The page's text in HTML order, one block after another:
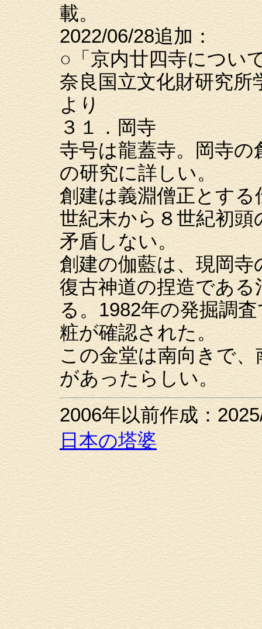
載。
2022/06/28追加：
○「京内廿四寺につい
奈良国立文化財研究
より
３１．岡寺
寺号は龍蓋寺。岡寺
の研究に詳しい。
創建は義淵僧正とす
世紀末から８世紀初
矛盾しない。
創建の伽藍は、現岡
復古神道の捏造であ
る。1982年の発掘調
粧が確認された。
この金堂は南向きで
があったらしい。
2006年以前作成：
日本の塔婆